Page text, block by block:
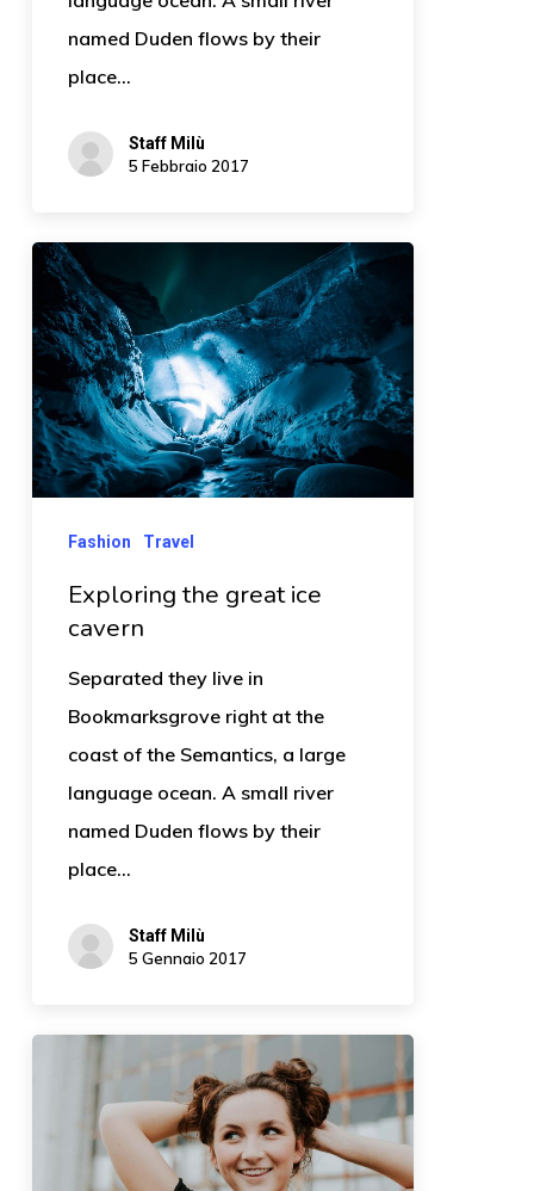
named Duden flows by their
place…
Staff Milù
5 Febbraio 2017
Fashion Travel
Exploring the great ice
cavern
Separated they live in
Bookmarksgrove right at the
coast of the Semantics, a large
language ocean. A small river
named Duden flows by their
place…
Staff Milù
5 Gennaio 2017